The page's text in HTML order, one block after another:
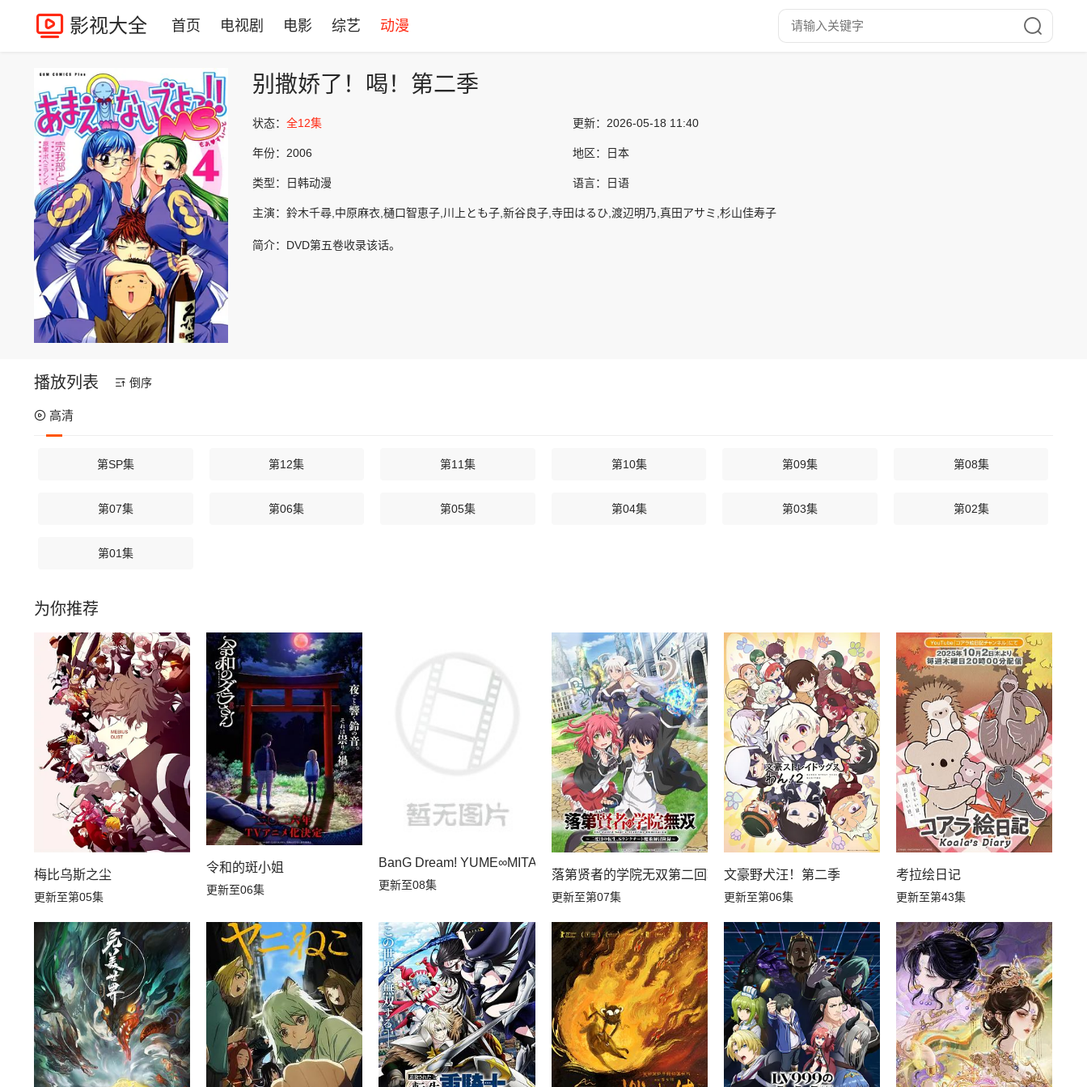
影视大全 首页 电视剧 电影 综艺 动漫
别撒娇了！喝！第二季
状态： 全12集 更新： 2026-05-18 11:40
年份： 2006 地区： 日本
类型： 日韩动漫 语言： 日语
主演： 鈴木千尋,中原麻衣,樋口智恵子,川上とも子,新谷良子,寺田はるひ,渡辺明乃,真田アサミ,杉山佳寿子
简介： DVD第五卷收录该话。
播放列表 倒序
高清
第SP集 第12集 第11集 第10集 第09集 第08集
第07集 第06集 第05集 第04集 第03集 第02集
第01集
为你推荐
梅比乌斯之尘
更新至第05集
令和的斑小姐
更新至06集
BanG Dream! YUME∞MITA
更新至08集
落第贤者的学院无双第二回转生，S等级作弊魔术师冒险记
更新至第07集
文豪野犬汪！第二季
更新至第06集
考拉绘日记
更新至第43集